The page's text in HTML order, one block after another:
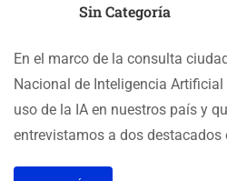
Sin Categoría
En el marco de la consulta
Nacional de Inteligencia Artificial
uso de la IA en nuestros país y
entrevistamos a dos destacados